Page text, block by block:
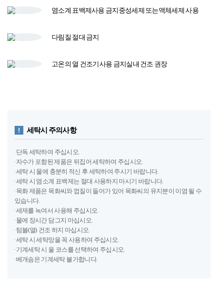
염소계 표백제사용 금지중성세제 또는액체세제 사용​
다림질 절대 금지
고온의 열 건조기​사용 금지​실내 건조 권장
세탁시 주의사항
· 단독 세탁하여 주십시오.
· 자수가 포함된 제품은 뒤집어 세탁하여 주십시오.
· 세탁 시 물에 충분히 적신 후 세탁하여 주시기 바랍니다.
· 세탁 시 염소계 표백제는 절대 사용하지 마시기 바랍니다.
· 목화 제품은 목화씨와 껍질이 들어가 있어 목화씨의 유지분이 이염 될 수
있습니다.
· 세제를 녹여서 사용해 주십시오.
· 물에 장시간 담그지 마십시오.
· 텀블(열) 건조 하지 마십시오.
· 세탁 시 세탁망을 꼭 사용하여 주십시오.
· 기계세탁 시 울 코스를 선택하여 주십시오.
· 베개솜은 기계세탁 불가합니다.